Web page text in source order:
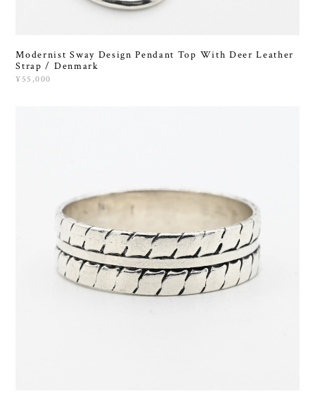
Modernist Sway Design Pendant Top With Deer Leather
Strap / Denmark
¥55,000